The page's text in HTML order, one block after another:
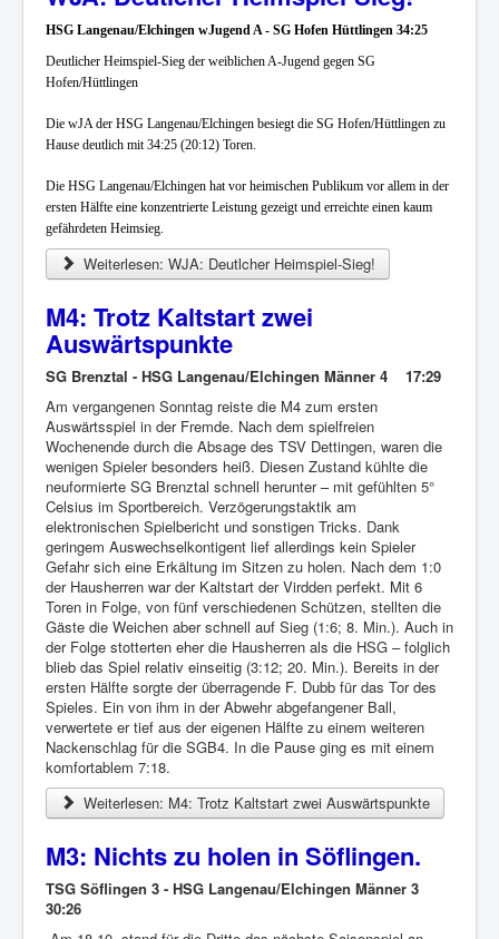
HSG Langenau/Elchingen wJugend A - SG Hofen Hüttlingen 34:25
Deutlicher Heimspiel-Sieg der weiblichen A-Jugend gegen SG
Hofen/Hüttlingen
Die wJA der HSG Langenau/Elchingen besiegt die SG Hofen/Hüttlingen zu
Hause deutlich mit 34:25 (20:12) Toren.
Die HSG Langenau/Elchingen hat vor heimischen Publikum vor allem in der
ersten Hälfte eine konzentrierte Leistung gezeigt und erreichte einen kaum
gefährdeten Heimsieg.
Weiterlesen: WJA: Deutlcher Heimspiel-Sieg!
M4: Trotz Kaltstart zwei
Auswärtspunkte
SG Brenztal - HSG Langenau/Elchingen Männer 4 17:29
Am vergangenen Sonntag reiste die M4 zum ersten
Auswärtsspiel in der Fremde. Nach dem spielfreien
Wochenende durch die Absage des TSV Dettingen, waren die
wenigen Spieler besonders heiß. Diesen Zustand kühlte die
neuformierte SG Brenztal schnell herunter – mit gefühlten 5°
Celsius im Sportbereich. Verzögerungstaktik am
elektronischen Spielbericht und sonstigen Tricks. Dank
geringem Auswechselkontigent lief allerdings kein Spieler
Gefahr sich eine Erkältung im Sitzen zu holen. Nach dem 1:0
der Hausherren war der Kaltstart der Virdden perfekt. Mit 6
Toren in Folge, von fünf verschiedenen Schützen, stellten die
Gäste die Weichen aber schnell auf Sieg (1:6; 8. Min.). Auch in
der Folge stotterten eher die Hausherren als die HSG – folglich
blieb das Spiel relativ einseitig (3:12; 20. Min.). Bereits in der
ersten Hälfte sorgte der überragende F. Dubb für das Tor des
Spieles. Ein von ihm in der Abwehr abgefangener Ball,
verwertete er tief aus der eigenen Hälfte zu einem weiteren
Nackenschlag für die SGB4. In die Pause ging es mit einem
komfortablem 7:18.
Weiterlesen: M4: Trotz Kaltstart zwei Auswärtspunkte
M3: Nichts zu holen in Söflingen.
TSG Söflingen 3 - HSG Langenau/Elchingen Männer 3
30:26